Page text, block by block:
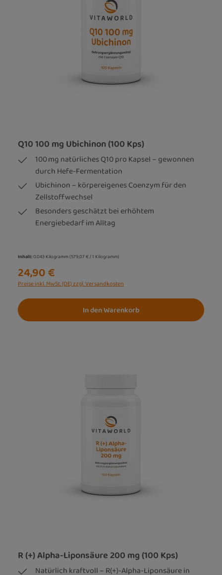
Q10 100 mg Ubichinon (100 Kps)
100 mg natürliches Q10 pro Kapsel – gewonnen
durch Hefe-Fermentation
Ubichinon – körpereigenes Coenzym für den
Zellstoffwechsel
Besonders geschätzt bei erhöhtem
Energiebedarf im Alltag
Inhalt:0.043 Kilogramm(579,07 € / 1 Kilogramm)
24,90 €
Preise inkl. MwSt. (DE) zzgl. Versandkosten
In den Warenkorb
R (+) Alpha-Liponsäure 200 mg (100 Kps)
Natürlich kraftvoll – R(+)-Alpha-Liponsäure in